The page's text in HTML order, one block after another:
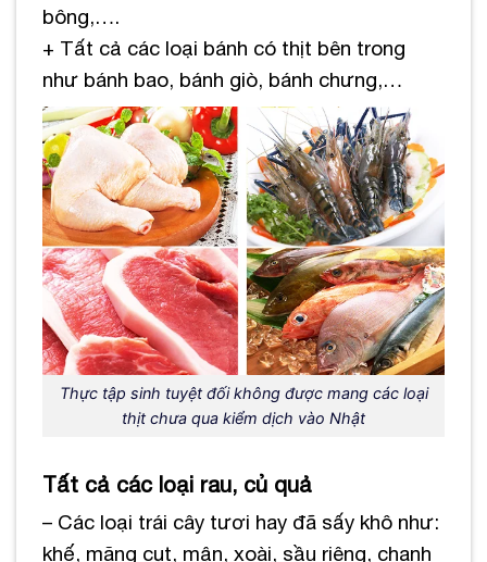
bông,….
+ Tất cả các loại bánh có thịt bên trong
như bánh bao, bánh giò, bánh chưng,…
Thực tập sinh tuyệt đối không được mang các loại
thịt chưa qua kiểm dịch vào Nhật
Tất cả các loại rau, củ quả
– Các loại trái cây tươi hay đã sấy khô như:
khế, măng cụt, mận, xoài, sầu riêng, chanh